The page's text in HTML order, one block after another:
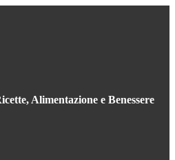
Alimentazione e Benessere